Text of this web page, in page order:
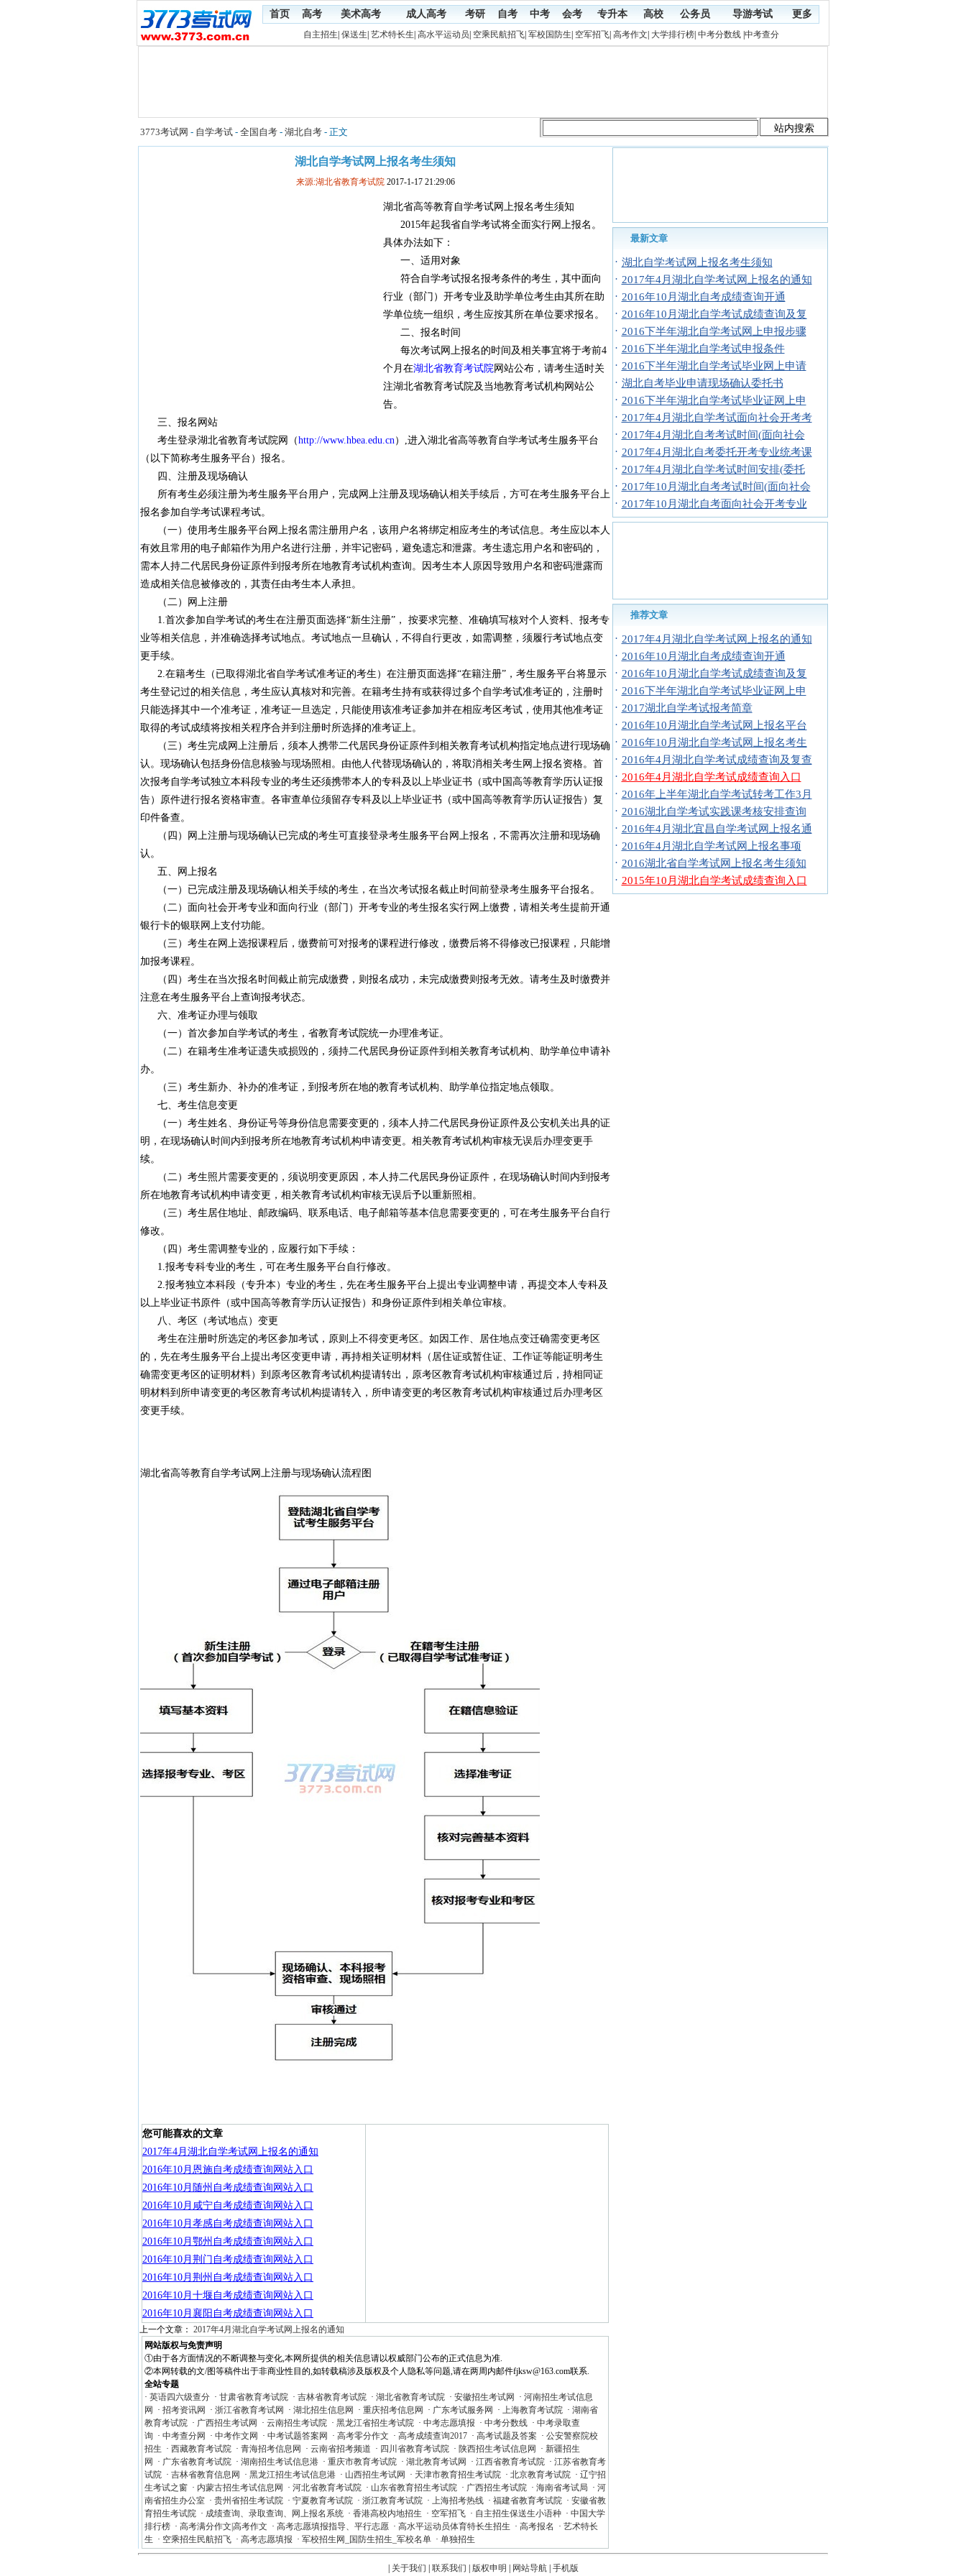
首页 高考 美术高考 成人高考 考研 自考 中考 会考 专升本 高校 公务员 导游考试 更多
自主招生 保送生 艺术特长生 高水平运动员 空乘民航招飞| 军校国防生 空军招飞| 高考作文 大学排行榜| 中考分数线| 中考查分
3773考试网 - 自学考试 - 全国自考 - 湖北自考 - 正文
湖北自学考试网上报名考生须知
来源:湖北省教育考试院 2017-1-17 21:29:06
湖北省高等教育自学考试网上报名考生须知
2015年起我省自学考试将全面实行网上报名。
具体办法如下：
一、适用对象
符合自学考试报名报考条件的考生，其中面向
行业（部门）开考专业及助学单位考生由其所在助
学单位统一组织，考生应按其所在单位要求报名。
二、报名时间
每次考试网上报名的时间及相关事宜将于考前4
个月在湖北省教育考试院网站公布，请考生适时关
注湖北省教育考试院及当地教育考试机构网站公
告。
三、报名网站
考生登录湖北省教育考试院网（http://www.hbea.edu.cn）,进入湖北省高等教育自学考试考生服务平台
（以下简称考生服务平台）报名。
四、注册及现场确认
所有考生必须注册为考生服务平台用户，完成网上注册及现场确认相关手续后，方可在考生服务平台上
报名参加自学考试课程考试。
（一）使用考生服务平台网上报名需注册用户名，该用户名将绑定相应考生的考试信息。考生应以本人
有效且常用的电子邮箱作为用户名进行注册，并牢记密码，避免遗忘和泄露。考生遗忘用户名和密码的，
需本人持二代居民身份证原件到报考所在地教育考试机构查询。因考生本人原因导致用户名和密码泄露而
造成相关信息被修改的，其责任由考生本人承担。
（二）网上注册
1.首次参加自学考试的考生在注册页面选择“新生注册”， 按要求完整、准确填写核对个人资料、报考专
业等相关信息，并准确选择考试地点。考试地点一旦确认，不得自行更改，如需调整，须履行考试地点变
更手续。
2.在籍考生（已取得湖北省自学考试准考证的考生）在注册页面选择“在籍注册”，考生服务平台将显示
考生登记过的相关信息，考生应认真核对和完善。在籍考生持有或获得过多个自学考试准考证的，注册时
只能选择其中一个准考证，准考证一旦选定，只能使用该准考证参加并在相应考区考试，使用其他准考证
取得的考试成绩将按相关程序合并到注册时所选择的准考证上。
（三）考生完成网上注册后，须本人携带二代居民身份证原件到相关教育考试机构指定地点进行现场确
认。现场确认包括身份信息核验与现场照相。由他人代替现场确认的，将取消相关考生网上报名资格。首
次报考自学考试独立本科段专业的考生还须携带本人的专科及以上毕业证书（或中国高等教育学历认证报
告）原件进行报名资格审查。各审查单位须留存专科及以上毕业证书（或中国高等教育学历认证报告）复
印件备查。
（四）网上注册与现场确认已完成的考生可直接登录考生服务平台网上报名，不需再次注册和现场确
认。
五、网上报名
（一）已完成注册及现场确认相关手续的考生，在当次考试报名截止时间前登录考生服务平台报名。
（二）面向社会开考专业和面向行业（部门）开考专业的考生报名实行网上缴费，请相关考生提前开通
银行卡的银联网上支付功能。
（三）考生在网上选报课程后，缴费前可对报考的课程进行修改，缴费后将不得修改已报课程，只能增
加报考课程。
（四）考生在当次报名时间截止前完成缴费，则报名成功，未完成缴费则报考无效。请考生及时缴费并
注意在考生服务平台上查询报考状态。
六、准考证办理与领取
（一）首次参加自学考试的考生，省教育考试院统一办理准考证。
（二）在籍考生准考证遗失或损毁的，须持二代居民身份证原件到相关教育考试机构、助学单位申请补
办。
（三）考生新办、补办的准考证，到报考所在地的教育考试机构、助学单位指定地点领取。
七、考生信息变更
（一）考生姓名、身份证号等身份信息需要变更的，须本人持二代居民身份证原件及公安机关出具的证
明，在现场确认时间内到报考所在地教育考试机构申请变更。相关教育考试机构审核无误后办理变更手
续。
（二）考生照片需要变更的，须说明变更原因，本人持二代居民身份证原件，在现场确认时间内到报考
所在地教育考试机构申请变更，相关教育考试机构审核无误后予以重新照相。
（三）考生居住地址、邮政编码、联系电话、电子邮箱等基本信息需要变更的，可在考生服务平台自行
修改。
（四）考生需调整专业的，应履行如下手续：
1.报考专科专业的考生，可在考生服务平台自行修改。
2.报考独立本科段（专升本）专业的考生，先在考生服务平台上提出专业调整申请，再提交本人专科及
以上毕业证书原件（或中国高等教育学历认证报告）和身份证原件到相关单位审核。
八、考区（考试地点）变更
考生在注册时所选定的考区参加考试，原则上不得变更考区。如因工作、居住地点变迁确需变更考区
的，先在考生服务平台上提出考区变更申请，再持相关证明材料（居住证或暂住证、工作证等能证明考生
确需变更考区的证明材料）到原考区教育考试机构提请转出，原考区教育考试机构审核通过后，持相同证
明材料到所申请变更的考区教育考试机构提请转入，所申请变更的考区教育考试机构审核通过后办理考区
变更手续。
湖北省高等教育自学考试网上注册与现场确认流程图
您可能喜欢的文章
2017年4月湖北自学考试网上报名的通知
2016年10月恩施自考成绩查询网站入口
2016年10月随州自考成绩查询网站入口
2016年10月咸宁自考成绩查询网站入口
2016年10月孝感自考成绩查询网站入口
2016年10月鄂州自考成绩查询网站入口
2016年10月荆门自考成绩查询网站入口
2016年10月荆州自考成绩查询网站入口
2016年10月十堰自考成绩查询网站入口
2016年10月襄阳自考成绩查询网站入口
上一个文章： 2017年4月湖北自学考试网上报名的通知
网站版权与免责声明
①由于各方面情况的不断调整与变化,本网所提供的相关信息请以权威部门公布的正式信息为准.
②本网转载的文/图等稿件出于非商业性目的,如转载稿涉及版权及个人隐私等问题,请在两周内邮件fjksw@163.com联系.
全站专题
· 英语四六级查分 · 甘肃省教育考试院 · 吉林省教育考试院 · 湖北省教育考试院 · 安徽招生考试网 · 河南招生考试信息
网
· 招考资讯网 · 浙江省教育考试网 · 湖北招生信息网 · 重庆招考信息网 · 广东考试服务网 · 上海教育考试院 · 湖南省
教育考试院 · 广西招生考试网 · 云南招生考试院 · 黑龙江省招生考试院 · 中考志愿填报 · 中考分数线 · 中考录取查
询 · 中考查分网 · 中考作文网 · 中考试题答案网 · 高考零分作文 · 高考成绩查询2017 · 高考试题及答案 · 公安警察院校
招生 · 西藏教育考试院 · 青海招考信息网 · 云南省招考频道 · 四川省教育考试院 · 陕西招生考试信息网 · 新疆招生
网
· 广东省教育考试院 · 湖南招生考试信息港 · 重庆市教育考试院 · 湖北教育考试网 · 江西省教育考试院 · 江苏省教育考
试院 · 吉林省教育信息网 · 黑龙江招生考试信息港 · 山西招生考试网 · 天津市教育招生考试院 · 北京教育考试院 · 辽宁招
生考试之窗 · 内蒙古招生考试信息网 · 河北省教育考试院 · 山东省教育招生考试院 · 广西招生考试院 · 海南省考试局 · 河
南省招生办公室 · 贵州省招生考试院 · 宁夏教育考试院 · 浙江教育考试院 · 上海招考热线 · 福建省教育考试院 · 安徽省教
育招生考试院 · 成绩查询、录取查询、网上报名系统 · 香港高校内地招生 · 空军招飞 · 自主招生保送生小语种 · 中国大学
排行榜 · 高考满分作文|高考作文 · 高考志愿填报指导、平行志愿 · 高水平运动员体育特长生招生 · 高考报名 · 艺术特长
生 · 空乘招生民航招飞 · 高考志愿填报 · 军校招生网_国防生招生_军校名单 · 单独招生
最新文章
· 湖北自学考试网上报名考生须知
· 2017年4月湖北自学考试网上报名的通知
· 2016年10月湖北自考成绩查询开通
· 2016年10月湖北自学考试成绩查询及复
· 2016下半年湖北自学考试网上申报步骤
· 2016下半年湖北自学考试申报条件
· 2016下半年湖北自学考试毕业网上申请
· 湖北自考毕业申请现场确认委托书
· 2016下半年湖北自学考试毕业证网上申
· 2017年4月湖北自学考试面向社会开考考
· 2017年4月湖北自考考试时间(面向社会
· 2017年4月湖北自考委托开考专业统考课
· 2017年4月湖北自学考试时间安排(委托
· 2017年10月湖北自考考试时间(面向社会
· 2017年10月湖北自考面向社会开考专业
推荐文章
· 2017年4月湖北自学考试网上报名的通知
· 2016年10月湖北自考成绩查询开通
· 2016年10月湖北自学考试成绩查询及复
· 2016下半年湖北自学考试毕业证网上申
· 2017湖北自学考试报考简章
· 2016年10月湖北自学考试网上报名平台
· 2016年10月湖北自学考试网上报名考生
· 2016年4月湖北自学考试成绩查询及复查
· 2016年4月湖北自学考试成绩查询入口
· 2016年上半年湖北自学考试转考工作3月
· 2016湖北自学考试实践课考核安排查询
· 2016年4月湖北宜昌自学考试网上报名通
· 2016年4月湖北自学考试网上报名事项
· 2016湖北省自学考试网上报名考生须知
· 2015年10月湖北自学考试成绩查询入口
关于我们 联系我们 版权申明 网站导航| 手机版